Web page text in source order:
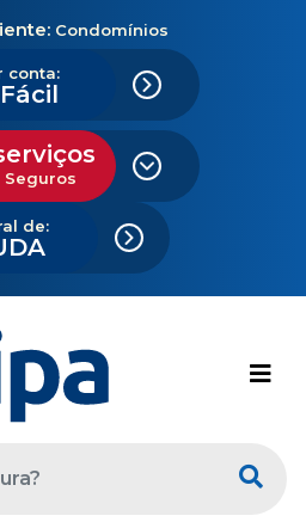
Condomínios
conta:
Seguros
de: